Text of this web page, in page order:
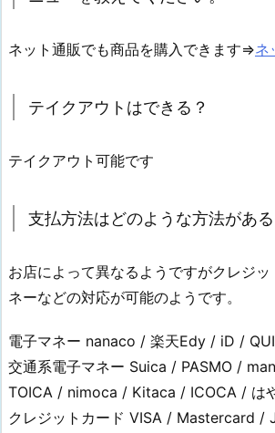
ネット通販でも商品を購入できます⇒ネ
テイクアウトはできる？
テイクアウト可能です
支払方法はどのような方法がある
お店によって異なるようですがクレジ
ネーなどの対応が可能のようです。
電子マネー nanaco / 楽天Edy / iD /
交通系電子マネー Suica / PASMO /
TOICA / nimoca / Kitaca / ICOCA / は
クレジットカード VISA / Mastercard /